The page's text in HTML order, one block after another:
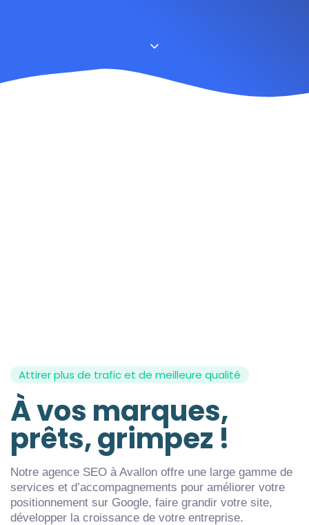
Attirer plus de trafic et de meilleure qualité
À vos marques,
prêts, grimpez !
Notre agence SEO à Avallon offre une large gamme de
services et d’accompagnements pour améliorer votre
positionnement sur Google, faire grandir votre site,
développer la croissance de votre entreprise.